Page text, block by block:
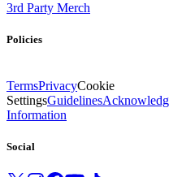
3rd Party Merch
Policies
TermsPrivacyCookie
SettingsGuidelines
Information
Social